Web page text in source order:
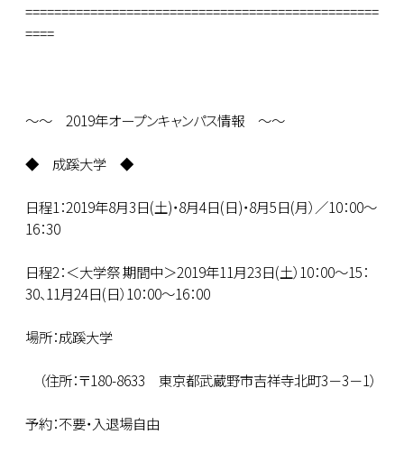
=================================================
====
～～ 2019年オープンキャンパス情報 ～～
◆ 成蹊大学 ◆
日程1：2019年8月3日(土)・8月4日(日)・8月5日(月）／10：00～
16：30
日程2：＜大学祭 期間中＞2019年11月23日(土）10：00～15：
30、11月24日(日）10：00～16：00
場所：成蹊大学
（住所：〒180-8633 東京都武蔵野市吉祥寺北町3－3－1）
予約：不要・入退場自由